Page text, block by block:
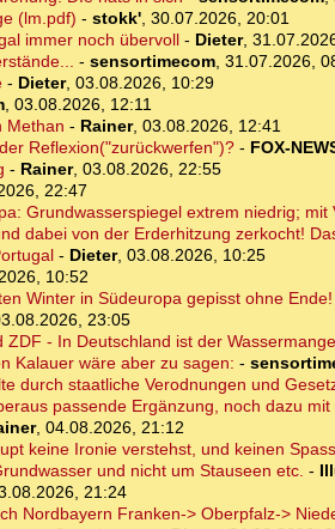
(lm.pdf) - stokk', 30.07.2026, 20:01
immer noch übervoll- Dieter,
- sensortimecom, 31.07.2026,
- Dieter, 03.08.2026, 10:29
, 03.08.2026, 12:11
Methan - Rainer, 03.08.2026, 12:41
Reflexion("zurückwerfen")?- FOX-
- Rainer, 03.08.2026, 22:55
22:47
Grundwasserspiegel extrem niedrig; mit
dabei von der Erderhitzung zerkocht!
- Dieter, 03.08.2026, 10:25
10:52
Winter in Südeuropa gepisst ohne
23:05
ZDF - In Deutschland ist der
Kalauer wäre aber zu sagen: -
durch staatliche Verodnungen und
passende Ergänzung, noch dazu
, 04.08.2026, 21:12
keine Ironie verstehst, und keinen Spass
und nicht um Stauseen etc. -
21:24
Nordbayern Franken-> Oberpfalz->